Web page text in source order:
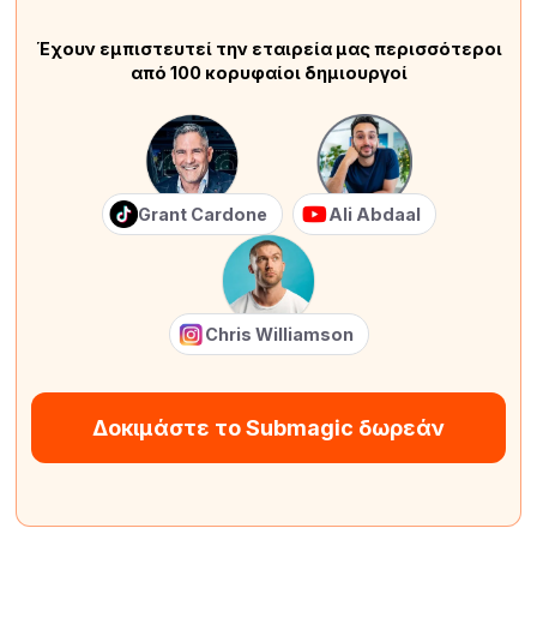
Έχουν εμπιστευτεί την εταιρεία μας περισσότεροι
από 100 κορυφαίοι δημιουργοί
Grant Cardone Ali Abdaal
Chris Williamson
Δοκιμάστε το Submagic δωρεάν